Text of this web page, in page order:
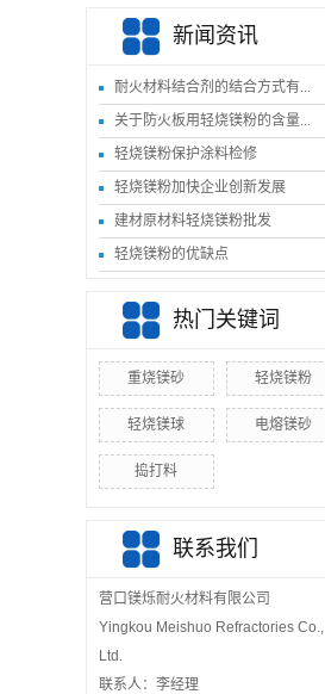
新闻资讯
耐火材料结合剂的结合方式有...
关于防火板用轻烧镁粉的含量...
轻烧镁粉保护涂料检修
轻烧镁粉加快企业创新发展
建材原材料轻烧镁粉批发
轻烧镁粉的优缺点
热门关键词
重烧镁砂 轻烧镁粉
轻烧镁球 电熔镁砂
捣打料
联系我们
营口镁烁耐火材料有限公司
Yingkou Meishuo Refractories Co.,
Ltd.
联系人：李经理